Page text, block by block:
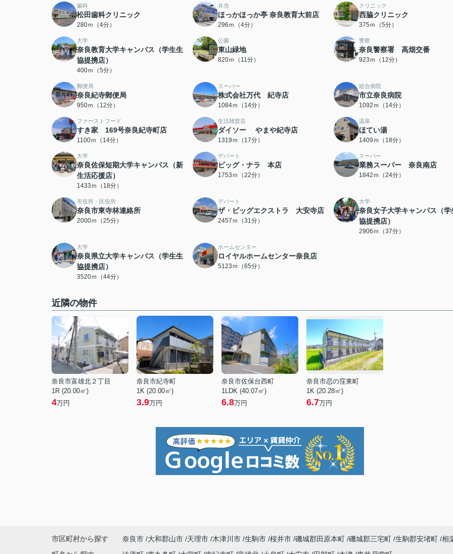
歯科
松田歯科クリニック
280ｍ（4分）
弁当
ほっかほっか亭 奈良教育大前店
296ｍ（4分）
クリニック
西脇クリニック
375ｍ（5分）
大学
奈良教育大学キャンパス（学生生
協提携店）
400ｍ（5分）
公園
東山緑地
820ｍ（11分）
警察
奈良警察署 高畑交番
923ｍ（12分）
郵便局
奈良紀寺郵便局
950ｍ（12分）
スーパー
株式会社万代 紀寺店
1084ｍ（14分）
総合病院
市立奈良病院
1092ｍ（14分）
ファーストフード
すき家 169号奈良紀寺町店
1100ｍ（14分）
生活雑貨店
ダイソー やまや紀寺店
1319ｍ（17分）
温泉
ほてい湯
1409ｍ（18分）
大学
奈良佐保短期大学キャンパス（新
生活応援店）
1433ｍ（18分）
デパート
ビッグ・ナラ 本店
1753ｍ（22分）
スーパー
業務スーパー 奈良南店
1842ｍ（24分）
市役所・区役所
奈良市東寺林連絡所
2000ｍ（25分）
デパート
ザ・ビッグエクストラ 大安寺店
2457ｍ（31分）
大学
奈良女子大学キャンパス（学
協提携店）
2906ｍ（37分）
大学
奈良県立大学キャンパス（学生生
協提携店）
3520ｍ（44分）
ホームセンター
ロイヤルホームセンター奈良店
5123ｍ（65分）
近隣の物件
奈良市富雄北２丁目
1R (20.00㎡)
4万円
奈良市紀寺町
1K (20.00㎡)
3.9万円
奈良市佐保台西町
1LDK (40.07㎡)
6.8万円
奈良市恋の窪東町
1K (20.28㎡)
6.7万円
市区町村から探す 奈良市 大和郡山市 天理市 木津川市 生駒市 桜井市 磯城郡田原本町 磯城郡三宅町 生駒郡安堵町 相